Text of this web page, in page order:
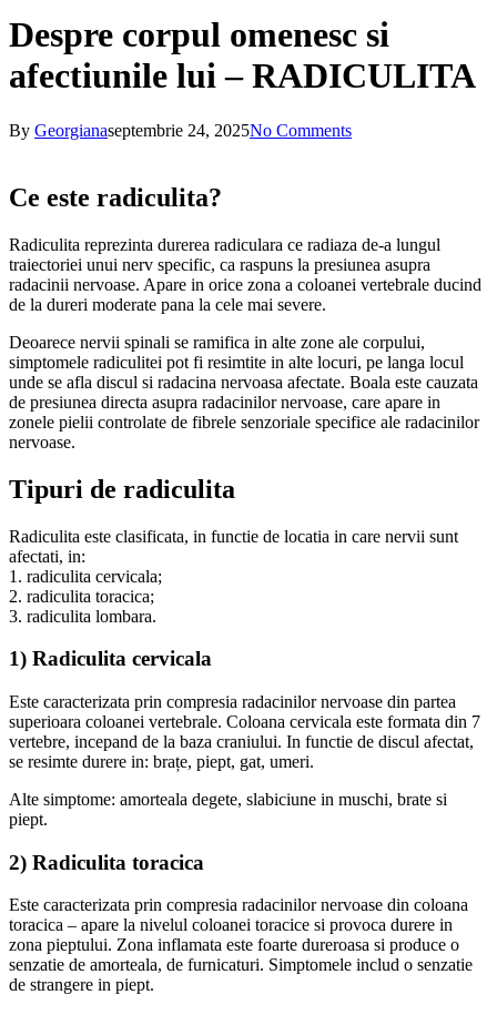
Despre corpul omenesc si
afectiunile lui – RADICULITA
By Georgianaseptembrie 24, 2025No Comments
Ce este radiculita?
Radiculita reprezinta durerea radiculara ce radiaza de-a lungul
traiectoriei unui nerv specific, ca raspuns la presiunea asupra
radacinii nervoase. Apare in orice zona a coloanei vertebrale ducind
de la dureri moderate pana la cele mai severe.
Deoarece nervii spinali se ramifica in alte zone ale corpului,
simptomele radiculitei pot fi resimtite in alte locuri, pe langa locul
unde se afla discul si radacina nervoasa afectate. Boala este cauzata
de presiunea directa asupra radacinilor nervoase, care apare in
zonele pielii controlate de fibrele senzoriale specifice ale radacinilor
nervoase.
Tipuri de radiculita
Radiculita este clasificata, in functie de locatia in care nervii sunt
afectati, in:
1. radiculita cervicala;
2. radiculita toracica;
3. radiculita lombara.
1) Radiculita cervicala
Este caracterizata prin compresia radacinilor nervoase din partea
superioara coloanei vertebrale. Coloana cervicala este formata din 7
vertebre, incepand de la baza craniului. In functie de discul afectat,
se resimte durere in: brațe, piept, gat, umeri.
Alte simptome: amorteala degete, slabiciune in muschi, brate si
piept.
2) Radiculita toracica
Este caracterizata prin compresia radacinilor nervoase din coloana
toracica – apare la nivelul coloanei toracice si provoca durere in
zona pieptului. Zona inflamata este foarte dureroasa si produce o
senzatie de amorteala, de furnicaturi. Simptomele includ o senzatie
de strangere in piept.